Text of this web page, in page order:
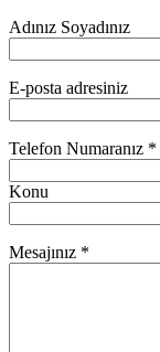
Adınız Soyadınız
E-posta adresiniz
Telefon Numaranız *
Konu
Mesajınız *